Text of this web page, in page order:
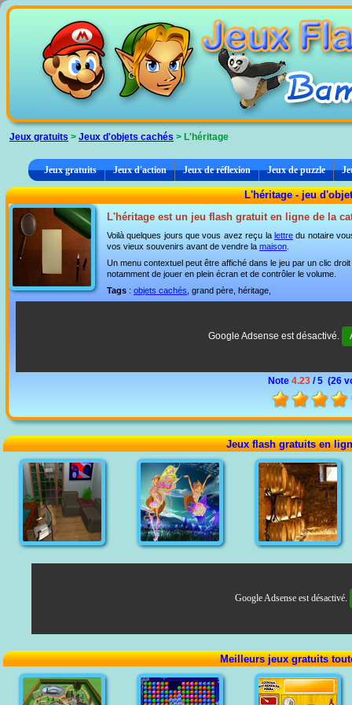
Jeux gratuits > Jeux d'objets cachés > L'héritage
Jeux gratuits Jeux d'action Jeux de réflexion Jeux de puzzle
L'héritage - jeu
L'héritage est un jeu flash gratuit en ligne de la
Voilà quelques jours que vous avez reçu la lettredu notaire
vos vieux souvenirs avant de vendre la maison
Un menu contextuel peut être affiché dans le jeu par un clic
notamment de jouer en plein écran et de contrôler le volume.
Tags : objets cachés , grand père, héritage,
Google Adsense est désactivé.
Note 4.23/ 5 (26
Jeux flash gratuits en
Google Adsense est désactivé.
Meilleurs jeux gratuits
Panneau de gestion des cookies